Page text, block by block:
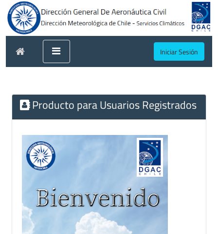
Iniciar Sesión
Producto para Usuarios Registrados